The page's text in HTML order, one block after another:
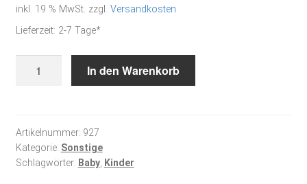
inkl. 19 % MwSt. zzgl. Versandkosten
Lieferzeit: 2-7 Tage*
Menge
In den Warenkorb
Artikelnummer: 927
Kategorie: Sonstige
Schlagwörter: Baby, Kinder